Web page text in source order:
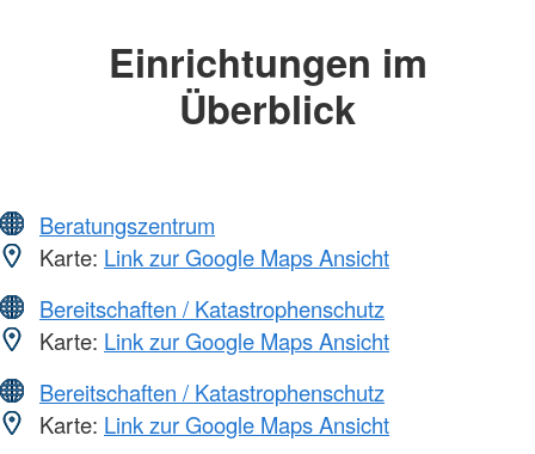
Einrichtungen im
Überblick
Beratungszentrum
Karte: Link zur Google Maps Ansicht
Bereitschaften / Katastrophenschutz
Karte: Link zur Google Maps Ansicht
Bereitschaften / Katastrophenschutz
Karte: Link zur Google Maps Ansicht